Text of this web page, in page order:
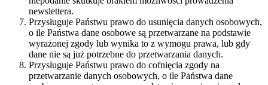
newslettera.
Przysługuje Państwu prawo do usunięcia danych osobowych,
o ile Państwa dane osobowe są przetwarzane na podstawie
wyrażonej zgody lub wynika to z wymogu prawa, lub gdy
dane nie są już potrzebne do przetwarzania danych.
Przysługuje Państwu prawo do cofnięcia zgody na
przetwarzanie danych osobowych, o ile Państwa dane